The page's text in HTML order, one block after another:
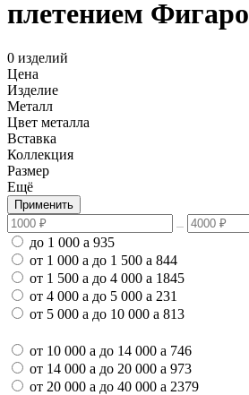
плетением Фигаро
0 изделий
Цена
Изделие
Металл
Цвет металла
Вставка
Коллекция
Размер
Ещё
Применить
до 1 000 a 935
от 1 000 a до 1 500 a 844
от 1 500 a до 4 000 a 1845
от 4 000 a до 5 000 a 231
от 5 000 a до 10 000 a 813
от 10 000 a до 14 000 a 746
от 14 000 a до 20 000 a 973
от 20 000 a до 40 000 a 2379